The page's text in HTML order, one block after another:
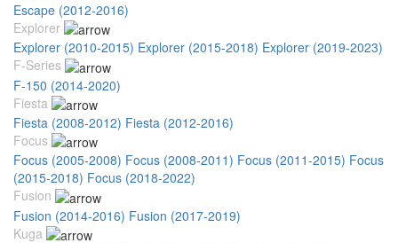
Escape (2012-2016)
Explorer
Explorer (2010-2015) Explorer (2015-2018) Explorer (2019-2023)
F-Series
F-150 (2014-2020)
Fiesta
Fiesta (2008-2012) Fiesta (2012-2016)
Focus
Focus (2005-2008) Focus (2008-2011) Focus (2011-2015) Focus
(2015-2018) Focus (2018-2022)
Fusion
Fusion (2014-2016) Fusion (2017-2019)
Kuga